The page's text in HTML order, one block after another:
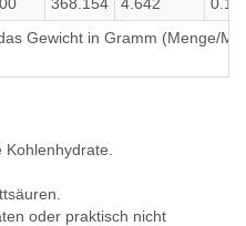
Gewicht in Gramm (Menge/
oder praktisch nicht